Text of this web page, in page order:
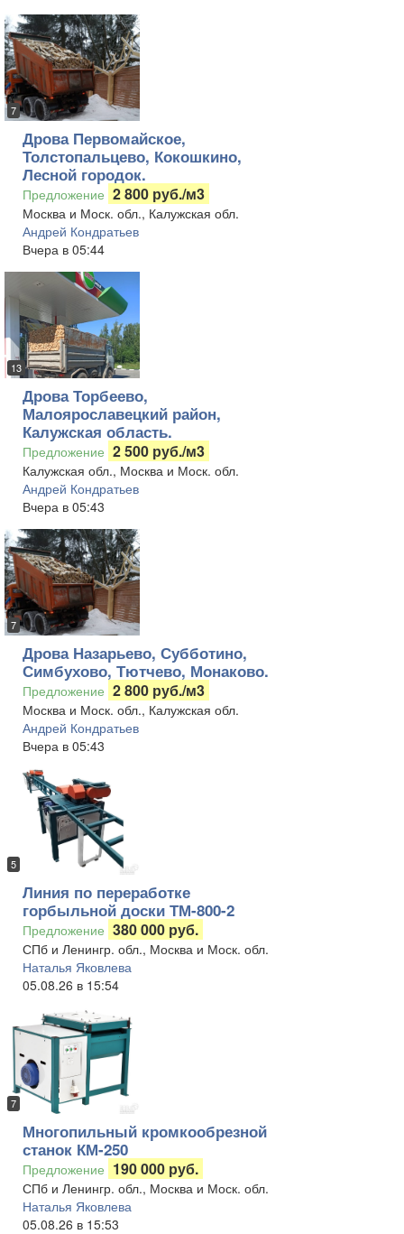
7
Дрова Первомайское,
Толстопальцево, Кокошкино,
Лесной городок.
Предложение 2 800 руб./м3
Москва и Моск. обл., Калужская обл.
Андрей Кондратьев
Вчера в 05:44
13
Дрова Торбеево,
Малоярославецкий район,
Калужская область.
Предложение 2 500 руб./м3
Калужская обл., Москва и Моск. обл.
Андрей Кондратьев
Вчера в 05:43
7
Дрова Назарьево, Субботино,
Симбухово, Тютчево, Монаково.
Предложение 2 800 руб./м3
Москва и Моск. обл., Калужская обл.
Андрей Кондратьев
Вчера в 05:43
5
Линия по переработке
горбыльной доски ТМ-800-2
Предложение 380 000 руб.
СПб и Ленингр. обл., Москва и Моск. обл.
Наталья Яковлева
05.08.26 в 15:54
7
Многопильный кромкообрезной
станок КМ-250
Предложение 190 000 руб.
СПб и Ленингр. обл., Москва и Моск. обл.
Наталья Яковлева
05.08.26 в 15:53